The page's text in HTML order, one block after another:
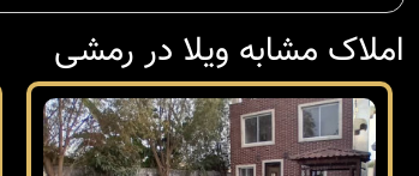
املاک مشابه ویلا در رمشی